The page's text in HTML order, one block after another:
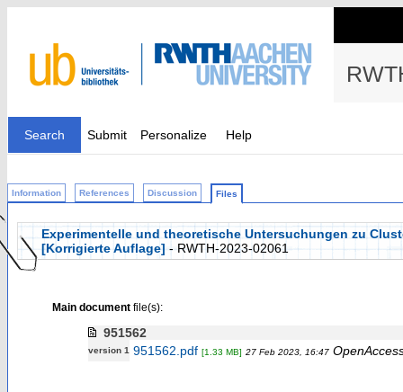
Search Submit Personalize Help
Information References Discussion Files
Experimentelle und theoretische Untersuchungen zu
[Korrigierte Auflage]- RWTH-2023-02061
Main documentfile(s):
951562
version 1 951562.pdf [1.33 MB] 27 Feb 2023, 16:47